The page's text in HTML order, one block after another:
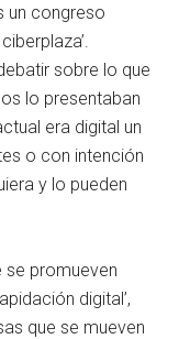
un congreso
sobre lo que
lo presentaban
era digital un
o con intención
y lo pueden
promueven
digital’,
que se mueven